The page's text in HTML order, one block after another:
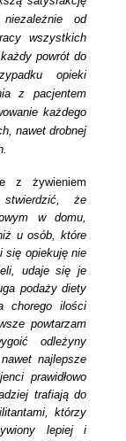
od
wszystkich
powrót do
opieki
z pacjentem
każdego
nawet drobnej
z żywieniem
że
w domu,
u osób, które
się opiekuję nie
udaje się je
podaży diety
chorego ilości
powtarzam
odleżyny
najlepsze
prawidłowo
trafiają do
którzy
lepiej i